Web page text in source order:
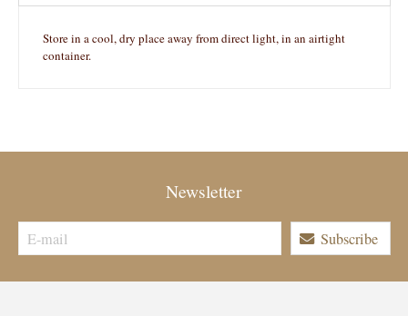
Store in a cool, dry place away from direct light, in an airtight
container.
Newsletter
Subscribe